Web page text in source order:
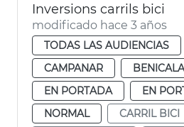
Inversions carrils bici
modificado hace 3 años
TODAS LAS AUDIENCIAS
CAMPANAR
EN PORTADA
EN
NORMAL
CARRIL BICI